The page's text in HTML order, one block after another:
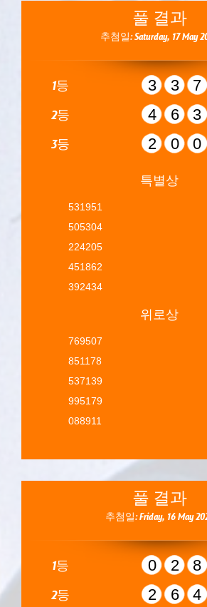
풀 결과
추첨일: Saturday, 17 May
1등
2등
3등
특별상
531951
505304
224205
451862
392434
위로상
769507
851178
537139
995179
088911
풀 결과
추첨일: Friday, 16 May
1등
2등